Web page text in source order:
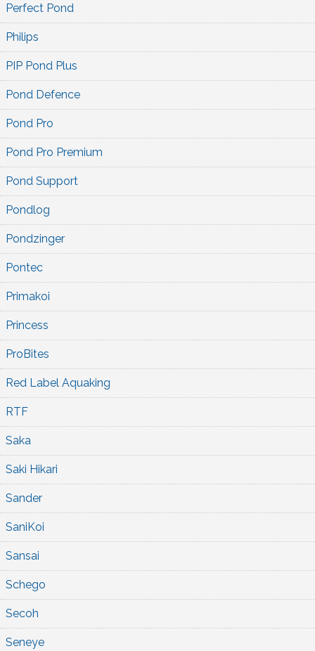
Perfect Pond
Philips
PIP Pond Plus
Pond Defence
Pond Pro
Pond Pro Premium
Pond Support
Pondlog
Pondzinger
Pontec
Primakoi
Princess
ProBites
Red Label Aquaking
RTF
Saka
Saki Hikari
Sander
SaniKoi
Sansai
Schego
Secoh
Seneye